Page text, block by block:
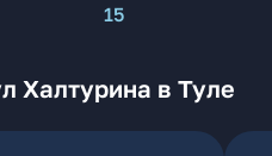
15
Халтурина в Туле